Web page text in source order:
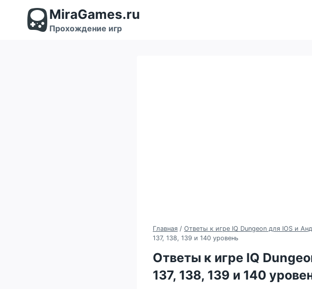
содержимому
MiraGames.ru
Прохождение игр
Главная / Ответы к игре IQ Dungeon для IOS и
137, 138, 139 и 140 уровень
Ответы к игре IQ
137, 138, 139 и 140